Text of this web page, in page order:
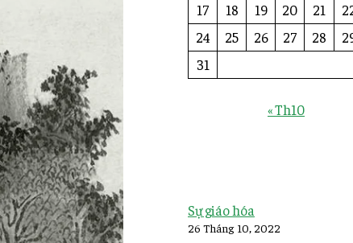
17
18 19 20 21
24
25 26 27 28
31
« Th10
Sự giáo hóa
26 Tháng 10, 2022